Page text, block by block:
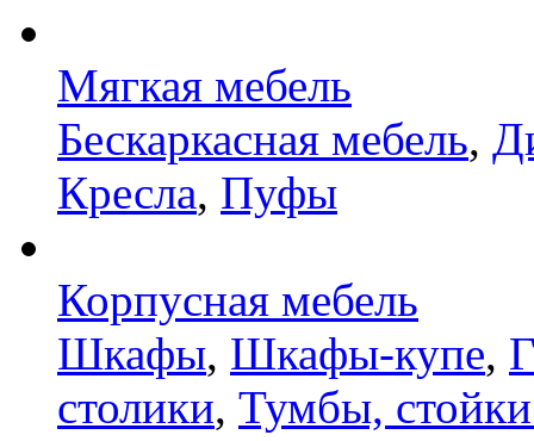
Мягкая мебель
Бескаркасная мебель,
Кресла, Пуфы
Корпусная мебель
Шкафы, Шкафы-купе,
столики, Тумбы,